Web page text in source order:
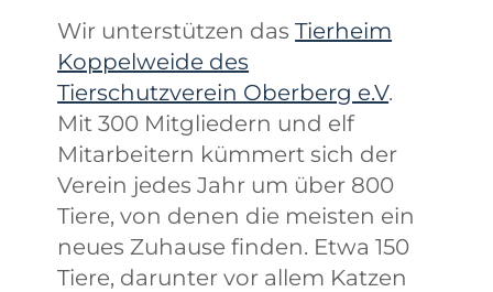
Wir unterstützen dasTierheim
Koppelweide des
Tierschutzverein Oberberg e.V.
Mit 300 Mitgliedern und elf
Mitarbeitern kümmert sich der
Verein jedes Jahr um über 800
Tiere, von denen die meisten ein
neues Zuhause finden. Etwa 150
Tiere, darunter vor allem Katzen